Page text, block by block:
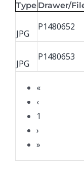
Type Drawer/
«
‹
1
›
»
JPG
P1480652
JPG
P1480653